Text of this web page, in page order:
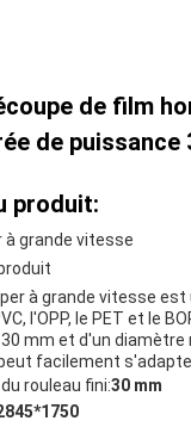
de film
de puissance
produit:
à grande vitesse
à grande vitesse
l'OPP, le PET et le
30 mm et d'un
facilement
rouleau fini:30 mm